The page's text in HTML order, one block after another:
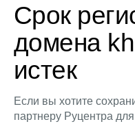
Срок
домена
истек
Если вы хотите
партнеру Руцентра